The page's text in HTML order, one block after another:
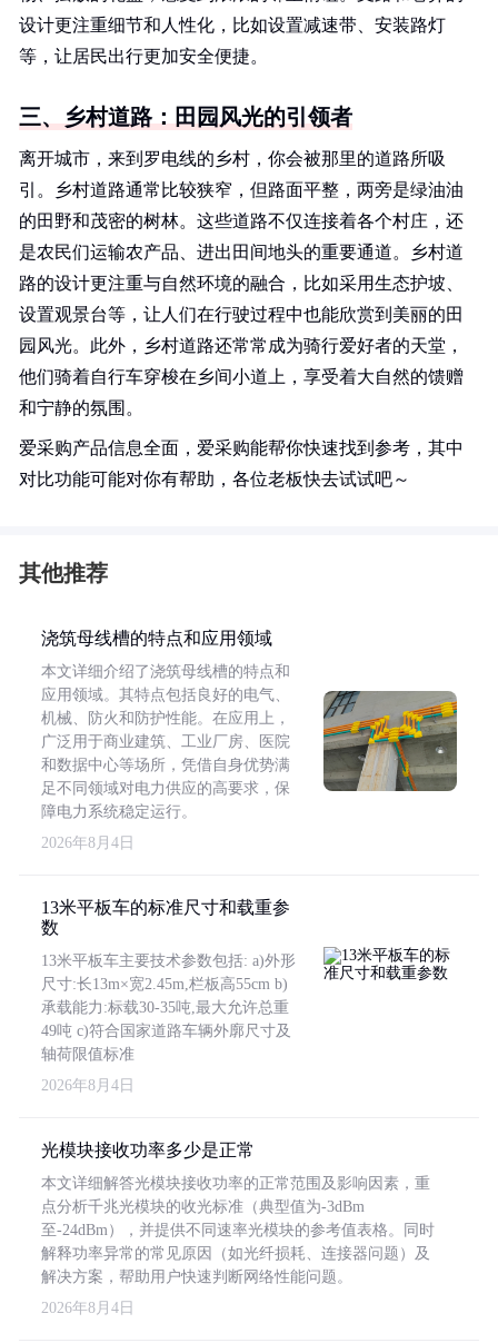
设计更注重细节和人性化，比如设置减速带、安装路灯
等，让居民出行更加安全便捷。
三、乡村道路：田园风光的引领者
离开城市，来到罗电线的乡村，你会被那里的道路所吸
引。乡村道路通常比较狭窄，但路面平整，两旁是绿油油
的田野和茂密的树林。这些道路不仅连接着各个村庄，还
是农民们运输农产品、进出田间地头的重要通道。乡村道
路的设计更注重与自然环境的融合，比如采用生态护坡、
设置观景台等，让人们在行驶过程中也能欣赏到美丽的田
园风光。此外，乡村道路还常常成为骑行爱好者的天堂，
他们骑着自行车穿梭在乡间小道上，享受着大自然的馈赠
和宁静的氛围。
爱采购产品信息全面，爱采购能帮你快速找到参考，其中
对比功能可能对你有帮助，各位老板快去试试吧～
其他推荐
浇筑母线槽的特点和应用领域
本文详细介绍了浇筑母线槽的特点和
应用领域。其特点包括良好的电气、
机械、防火和防护性能。在应用上，
广泛用于商业建筑、工业厂房、医院
和数据中心等场所，凭借自身优势满
足不同领域对电力供应的高要求，保
障电力系统稳定运行。
2026年8月4日
13米平板车的标准尺寸和载重参
数
13米平板车主要技术参数包括: a)外形
尺寸:长13m×宽2.45m,栏板高55cm b)
承载能力:标载30-35吨,最大允许总重
49吨 c)符合国家道路车辆外廓尺寸及
轴荷限值标准
2026年8月4日
光模块接收功率多少是正常
本文详细解答光模块接收功率的正常范围及影响因素，重
点分析千兆光模块的收光标准（典型值为-3dBm
至-24dBm），并提供不同速率光模块的参考值表格。同时
解释功率异常的常见原因（如光纤损耗、连接器问题）及
解决方案，帮助用户快速判断网络性能问题。
2026年8月4日